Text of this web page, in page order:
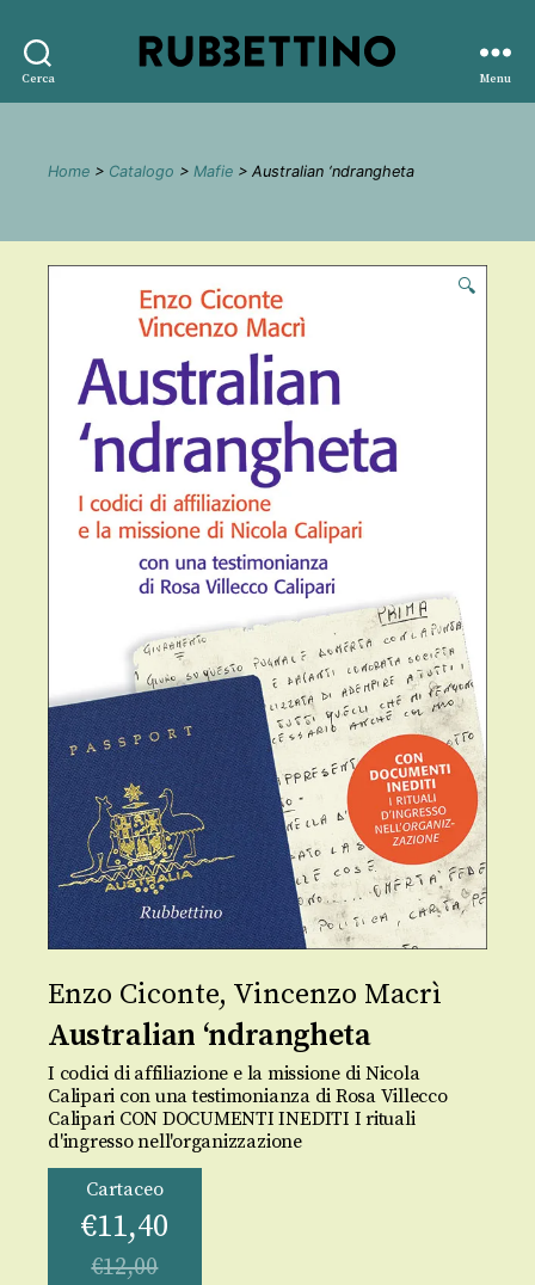
Cerca
editore
Menu
Home > Catalogo > Mafie > Australian ‘ndrangheta
🔍
Enzo Ciconte, Vincenzo Macrì
Australian ‘ndrangheta
I codici di affiliazione e la missione di Nicola
Calipari con una testimonianza di Rosa Villecco
Calipari CON DOCUMENTI INEDITI I rituali
d'ingresso nell'organizzazione
Cartaceo
€11,40
€12,00